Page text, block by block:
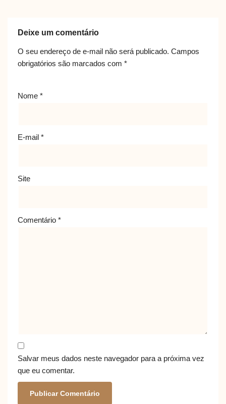
Deixe um comentário
O seu endereço de e-mail não será publicado. Campos
obrigatórios são marcados com *
Nome *
E-mail *
Site
Comentário *
Salvar meus dados neste navegador para a próxima vez
que eu comentar.